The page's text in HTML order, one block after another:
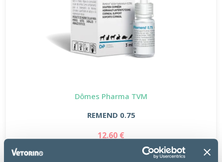
Dômes Pharma TVM
REMEND 0.75
12.60 €